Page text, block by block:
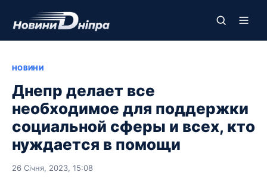
НОВИНИ
Днепр делает все
необходимое для поддержки
социальной сферы и всех, кто
нуждается в помощи
26 Січня, 2023, 15:08